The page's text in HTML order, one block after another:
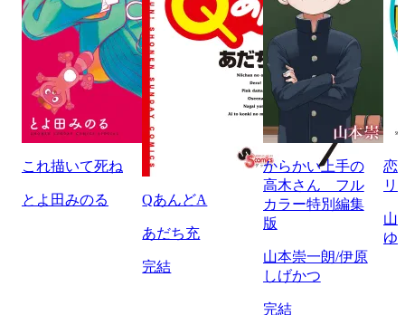
これ描いて死ね
とよ田みのる QあんどA
あだち充
完結
からかい上手の
高木さん フル
カラー特別編集
版
山本崇一朗/伊原
しげかつ
完結
恋
リ
山
ゆ